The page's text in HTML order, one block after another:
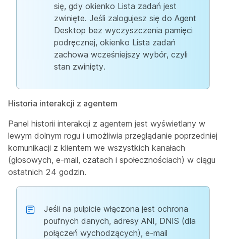
się, gdy okienko Lista zadań jest
zwinięte. Jeśli zalogujesz się do Agent
Desktop bez wyczyszczenia pamięci
podręcznej, okienko Lista zadań
zachowa wcześniejszy wybór, czyli
stan zwinięty.
Historia interakcji z agentem
Panel historii interakcji z agentem jest wyświetlany w
lewym dolnym rogu i umożliwia przeglądanie poprzedniej
komunikacji z klientem we wszystkich kanałach
(głosowych, e-mail, czatach i społecznościach) w ciągu
ostatnich 24 godzin.
Jeśli na pulpicie włączona jest ochrona
poufnych danych, adresy ANI, DNIS (dla
połączeń wychodzących), e-mail